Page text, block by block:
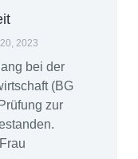
2023
bei der
(BG
zur